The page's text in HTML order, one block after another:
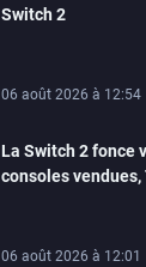
Switch 2
06 août 2026 à 12:54
La Switch 2 fonce
consoles
06 août 2026 à 12:01